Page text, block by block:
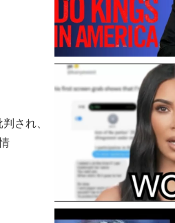
され、